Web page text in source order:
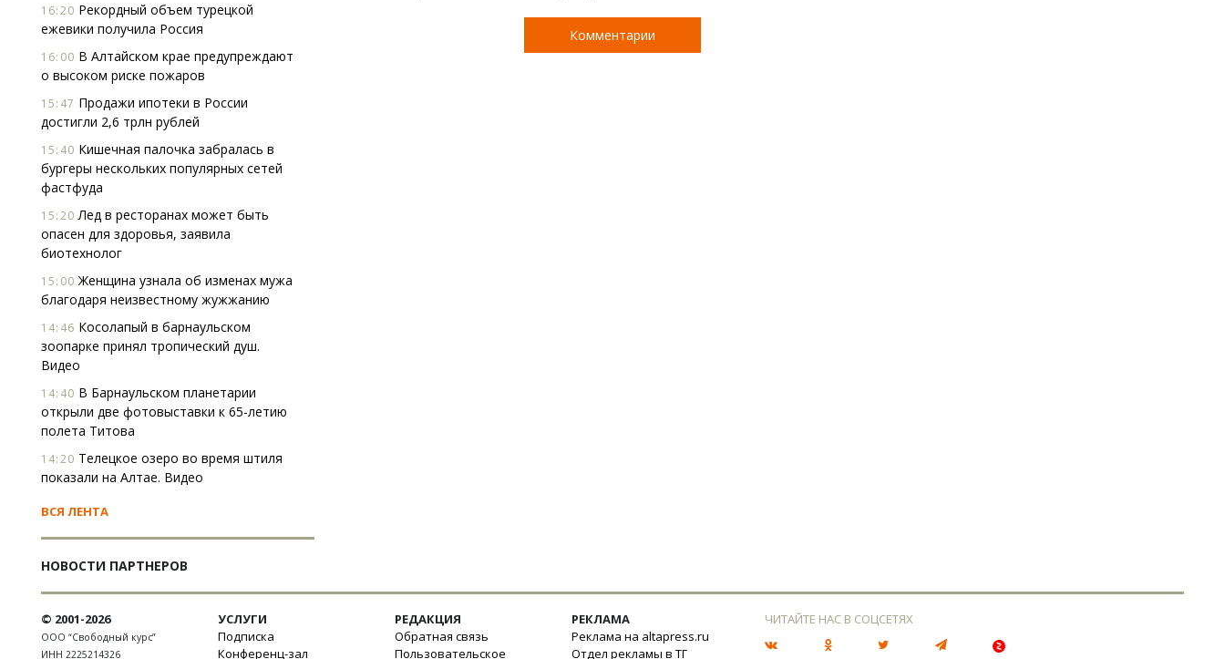
16:20 Рекордный объем турецкой
ежевики получила Россия
16:00 В Алтайском крае предупреждают
о высоком риске пожаров
15:47 Продажи ипотеки в России
достигли 2,6 трлн рублей
15:40 Кишечная палочка забралась в
бургеры нескольких популярных сетей
фастфуда
15:20 Лед в ресторанах может быть
опасен для здоровья, заявила
биотехнолог
15:00 Женщина узнала об изменах мужа
благодаря неизвестному жужжанию
14:46 Косолапый в барнаульском
зоопарке принял тропический душ.
Видео
14:40 В Барнаульском планетарии
открыли две фотовыставки к 65-летию
полета Титова
14:20 Телецкое озеро во время штиля
показали на Алтае. Видео
ВСЯ ЛЕНТА
НОВОСТИ ПАРТНЕРОВ
Комментарии
© 2001-2026
ООО “Свободный курс”
ИНН 2225214326
УСЛУГИ
Подписка
Конференц-зал
РЕДАКЦИЯ
Обратная связь
Пользовательское
РЕКЛАМА
Реклама на altapress.ru
Отдел рекламы в ТГ
ЧИТАЙТЕ НАС В СОЦСЕТЯХ